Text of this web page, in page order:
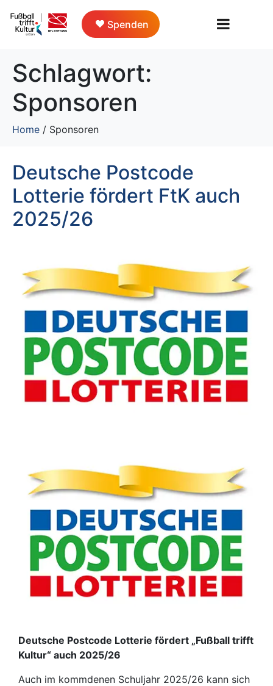
Spenden
Schlagwort:
Sponsoren
Home / Sponsoren
Deutsche Postcode
Lotterie fördert FtK auch
2025/26
Deutsche Postcode Lotterie fördert „Fußball trifft
Kultur“ auch 2025/26
Auch im kommdenen Schuljahr 2025/26 kann sich